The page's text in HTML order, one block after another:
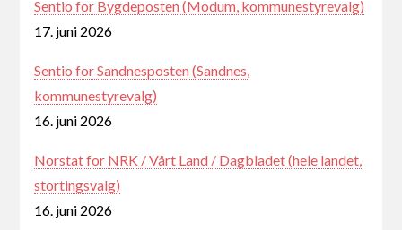
Sentio for Bygdeposten (Modum, kommunestyrevalg)
17. juni 2026
Sentio for Sandnesposten (Sandnes,
kommunestyrevalg)
16. juni 2026
Norstat for NRK / Vårt Land / Dagbladet (hele landet,
stortingsvalg)
16. juni 2026